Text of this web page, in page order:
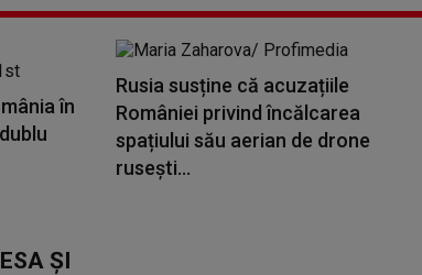
în
Rusia susține că acuzațiile
României privind încălcarea
spațiului său aerian de drone
rusești...
ȘI